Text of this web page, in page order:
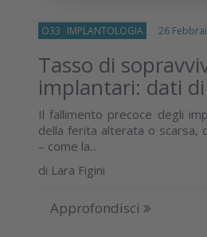
O33 IMPLANTOLOGIA 26
Tasso di
implantari: dati
Il fallimento precoce degli
della ferita alterata o scarsa,
– come la...
di Lara Figini
Approfondisci